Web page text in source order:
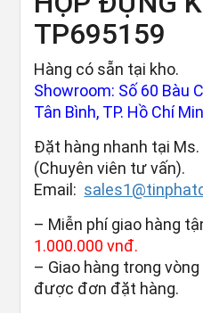
TP695159
Hàng có sẵn tại kho.
Showroom: Số 60 Bàu
Tân Bình, TP. Hồ Chí
Đặt hàng nhanh tại Ms.
(Chuyên viên tư vấn).
Email:
– Miễn phí giao hàng
1.000.000 vnđ.
– Giao hàng trong vòng
được đơn đặt hàng.